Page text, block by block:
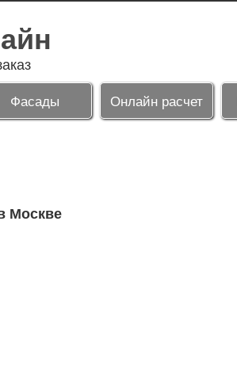
Фасады Онлайн расчет
Москве